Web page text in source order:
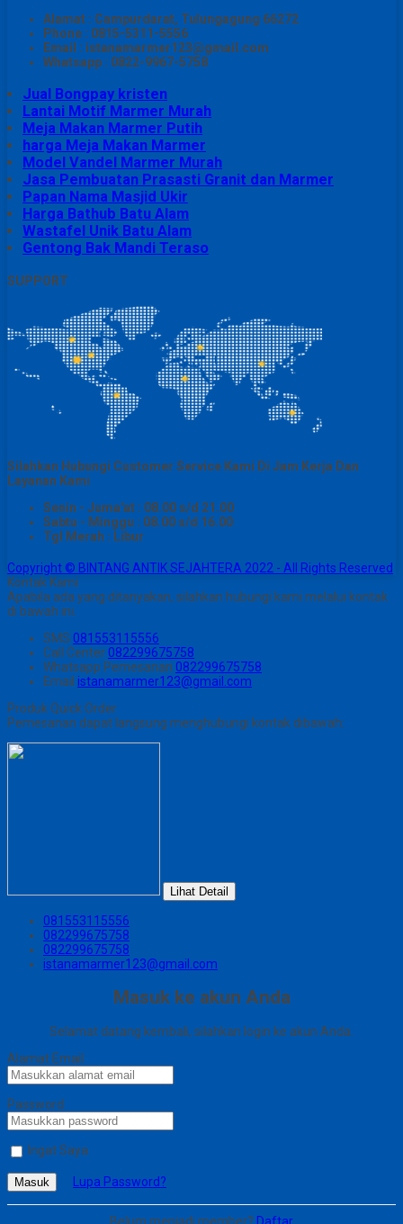
Alamat : Campurdarat, Tulungagung 66272
Phone : 0815-5311-5556
Email : istanamarmer123@gmail.com
Whatsapp : 0822-9967-5758
Jual Bongpay kristen
Lantai Motif Marmer Murah
Meja Makan Marmer Putih
harga Meja Makan Marmer
Model Vandel Marmer Murah
Jasa Pembuatan Prasasti Granit dan Marmer
Papan Nama Masjid Ukir
Harga Bathub Batu Alam
Wastafel Unik Batu Alam
Gentong Bak Mandi Teraso
SUPPORT
Silahkan Hubungi Customer Service Kami Di Jam Kerja Dan
Layanan Kami
Senin - Juma'at : 08.00 s/d 21.00
Sabtu - Minggu : 08.00 s/d 16.00
Tgl Merah : Libur
Copyright © BINTANG ANTIK SEJAHTERA 2022 - All Rights Reserved
Kontak Kami
Apabila ada yang ditanyakan, silahkan hubungi kami melalui kontak
di bawah ini.
SMS 081553115556
Call Center 082299675758
Whatsapp Pemesanan 082299675758
Email istanamarmer123@gmail.com
Produk Quick Order
Pemesanan dapat langsung menghubungi kontak dibawah:
Lihat Detail
081553115556
082299675758
082299675758
istanamarmer123@gmail.com
Masuk ke akun Anda
Selamat datang kembali, silahkan login ke akun Anda.
Alamat Email
Password
Ingat Saya
Masuk Lupa Password?
Belum menjadi member? Daftar